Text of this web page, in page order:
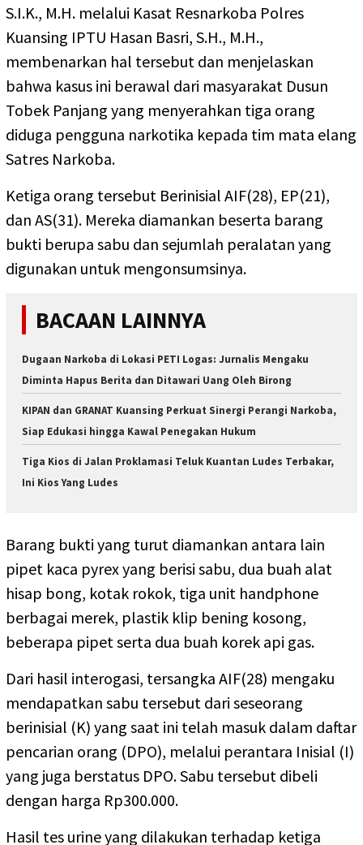
S.I.K., M.H. melalui Kasat Resnarkoba Polres
Kuansing IPTU Hasan Basri, S.H., M.H.,
membenarkan hal tersebut dan menjelaskan
bahwa kasus ini berawal dari masyarakat Dusun
Tobek Panjang yang menyerahkan tiga orang
diduga pengguna narkotika kepada tim mata elang
Satres Narkoba.
Ketiga orang tersebut Berinisial AIF(28), EP(21),
dan AS(31). Mereka diamankan beserta barang
bukti berupa sabu dan sejumlah peralatan yang
digunakan untuk mengonsumsinya.
BACAAN LAINNYA
Dugaan Narkoba di Lokasi PETI Logas: Jurnalis Mengaku
Diminta Hapus Berita dan Ditawari Uang Oleh Birong
KIPAN dan GRANAT Kuansing Perkuat Sinergi Perangi Narkoba,
Siap Edukasi hingga Kawal Penegakan Hukum
Tiga Kios di Jalan Proklamasi Teluk Kuantan Ludes Terbakar,
Ini Kios Yang Ludes
Barang bukti yang turut diamankan antara lain
pipet kaca pyrex yang berisi sabu, dua buah alat
hisap bong, kotak rokok, tiga unit handphone
berbagai merek, plastik klip bening kosong,
beberapa pipet serta dua buah korek api gas.
Dari hasil interogasi, tersangka AIF(28) mengaku
mendapatkan sabu tersebut dari seseorang
berinisial (K) yang saat ini telah masuk dalam daftar
pencarian orang (DPO), melalui perantara Inisial (I)
yang juga berstatus DPO. Sabu tersebut dibeli
dengan harga Rp300.000.
Hasil tes urine yang dilakukan terhadap ketiga